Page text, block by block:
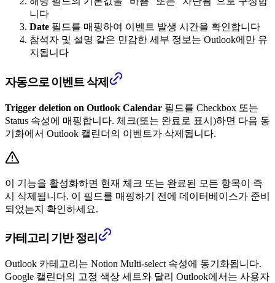
니다
Date 필드를 매핑하여 이벤트 발생 시간을 확인합니다
참석자 및 설명 같은 민감한 세부 정보는 Outlook에만 유
지됩니다
자동으로 이벤트 삭제
Trigger deletion on Outlook Calendar 필드를 Checkbox 또는
Status 속성에 매핑합니다. 체크(또는 완료로 표시)하면 다음 동
기화에서 Outlook 캘린더의 이벤트가 삭제됩니다.
이 기능을 활성화하면 현재 체크 또는 완료된 모든 항목이 즉
시 삭제됩니다. 이 필드를 매핑하기 전에 데이터베이스가 준비
되었는지 확인하세요.
카테고리 기반 정리
Outlook 카테고리는 Notion Multi-select 속성에 동기화됩니다.
Google 캘린더의 고정 색상 세트와 달리 Outlook에서는 사용자